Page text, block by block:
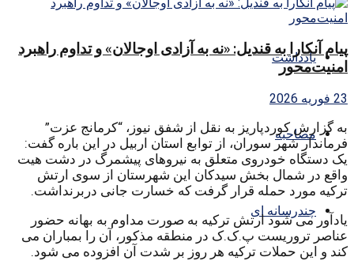
یادداشت
مصاحبه
چندرسانه ای
پیام آنکارا به قندیل: «نه به آزادی اوجالان» و تداوم راهبرد
امنیت‌محور
23 فوریه 2026
به گزارش کوردپاریز به نقل از شفق نیوز، “کرمانج عزت”
فرماندار شهر سوران، از توابع استان اربیل در این باره گفت:
یک دستگاه خودروی متعلق به نیروهای پیشمرگ در دشت هیت
واقع در شمال بخش سیدکان این شهرستان از سوی ارتش
ترکیه مورد حمله قرار گرفت که خسارت جانی دربرنداشت.
یادآور می شود ارتش ترکیه به صورت مداوم به بهانه حضور
عناصر تروریست پ.ک.ک در منطقه مذکور، آن را بمباران می
کند و این حملات ترکیه هر روز بر شدت آن افزوده می شود.